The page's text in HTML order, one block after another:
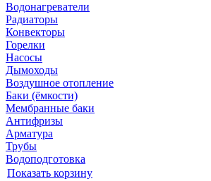
Водонагреватели
Радиаторы
Конвекторы
Горелки
Насосы
Дымоходы
Воздушное отопление
Баки (ёмкости)
Мембранные баки
Антифризы
Арматура
Трубы
Водоподготовка
Показать корзину